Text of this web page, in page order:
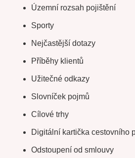
Územní rozsah pojištění
Sporty
Nejčastější dotazy
Příběhy klientů
Užitečné odkazy
Slovníček pojmů
Cílové trhy
Digitální kartička cestovního
Odstoupení od smlouvy